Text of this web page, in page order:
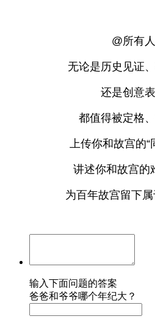
@所有人
无论是历史见证
还是创意
都值得被定格
上传你和故宫的“
讲述你和故宫的
为百年故宫留下
输入下面问题的答案
爸爸和爷爷哪个年纪大？